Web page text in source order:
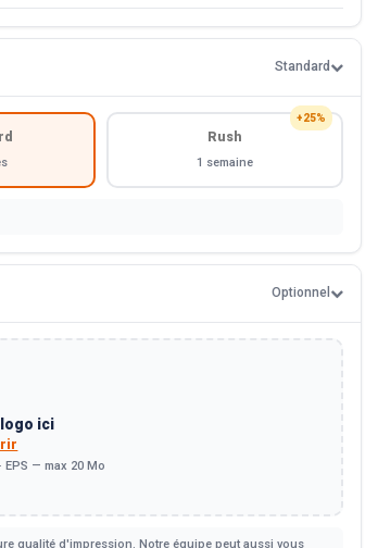
Standard
+25%
Rush
1 semaine
Optionnel
ici
EPS — max 20 Mo
qualité d'impression. Notre équipe peut aussi vous